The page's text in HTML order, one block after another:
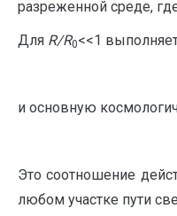
разреженной среде,
Для R/R0<<1
и основную
Это соотношение
любом участке пути